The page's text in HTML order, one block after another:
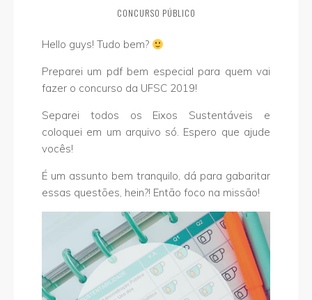
CONCURSO PÚBLICO
Hello guys! Tudo bem?
Preparei um pdf bem especial para quem vai
fazer o concurso da UFSC 2019!
Separei todos os Eixos Sustentáveis e
coloquei em um arquivo só. Espero que ajude
vocês!
É um assunto bem tranquilo, dá para gabaritar
essas questões, hein?! Então foco na missão!